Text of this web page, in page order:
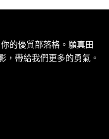
的優質部落格。願真田
，帶給我們更多的勇氣。